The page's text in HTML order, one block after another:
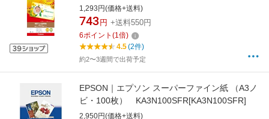
MM-101[MM101]
1,293円(価格+送料)
743 円 +送料550円
6ポイント (1倍)
4.5(2件)
約2〜3週間で出荷予定
EPSON｜エプソン スーパーファイン紙 （A3ノ
ビ・100枚） KA3N100SFR[KA3N100SFR]
2,950円(価格+送料)